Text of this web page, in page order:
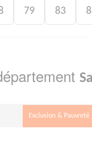
79 83
Exclusion & Pauvreté